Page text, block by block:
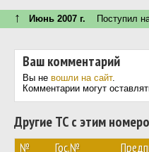
↑ Июнь 2007 г. Поступил
Ваш комментарий
Вы не вошли на сайт.
Комментарии могут
Другие ТС с этим
№ Гос.№